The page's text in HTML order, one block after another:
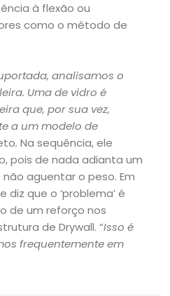
à flexão ou
como o método de
analisamos o
Uma de vidro é
que, por sua vez,
a um modelo de
. Na sequência, ele
pois de nada adianta um
aguentar o peso. Em
diz que o ‘problema’ é
de um reforço nos
de Drywall. “Isso é
frequentemente em